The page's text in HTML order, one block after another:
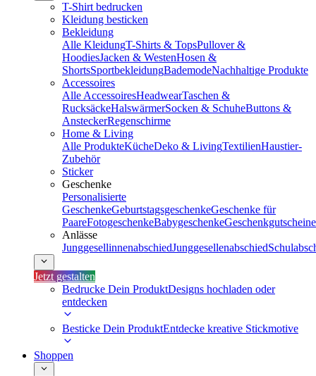
T-Shirt bedrucken
Kleidung besticken
Bekleidung
Alle KleidungT-Shirts & TopsPullover &
HoodiesJacken & WestenHosen &
ShortsSportbekleidungBademodeNachhaltige Produkte
Accessoires
Alle AccessoiresHeadwearTaschen &
RucksäckeHalswärmerSocken & SchuheButtons &
AnsteckerRegenschirme
Home & Living
Alle ProdukteKücheDeko & LivingTextilienHaustier-
Zubehör
Sticker
Geschenke
Personalisierte
GeschenkeGeburtstagsgeschenkeGeschenke für
PaareFotogeschenkeBabygeschenkeGeschenkgutscheine
Anlässe
JunggesellinnenabschiedJunggesellenabschied
Jetzt gestalten
Bedrucke Dein ProduktDesigns hochladen oder
entdecken
Besticke Dein ProduktEntdecke kreative Stickmotive
Shoppen